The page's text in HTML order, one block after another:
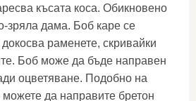
късата коса. Обикновено
зряла дама. Боб каре се
раменете, скривайки
Боб може да бъде направен
оцветяване. Подобно на
да направите бретон